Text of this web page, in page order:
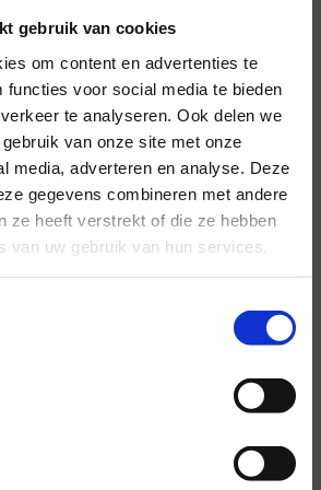
gebruik van cookies
om content en advertenties te
functies voor social media te bieden
te analyseren. Ook delen we
van onze site met onze
media, adverteren en analyse. Deze
gegevens combineren met andere
ze heeft verstrekt of die ze hebben
van uw gebruik van hun services.
evenementen en
is uw partner voor
groot tot klein.